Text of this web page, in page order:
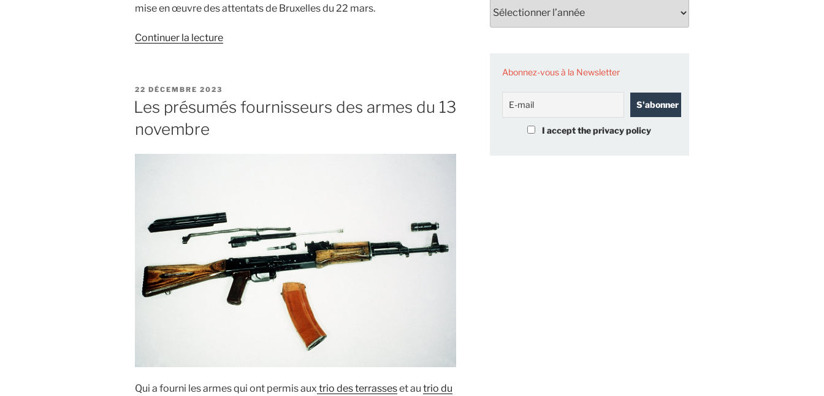
mise en œuvre des attentats de Bruxelles du 22 mars.
Continuer la lecturede
el
bombe »
PUBLIÉ
LE
22 DÉCEMBRE 2023
Les présumés fournisseurs des armes du 13
novembre
Qui a fourni les armes qui ont permis aux trio des terrasseset au trio du
Abonnez-vous à la Newsletter
I accept the privacy policy